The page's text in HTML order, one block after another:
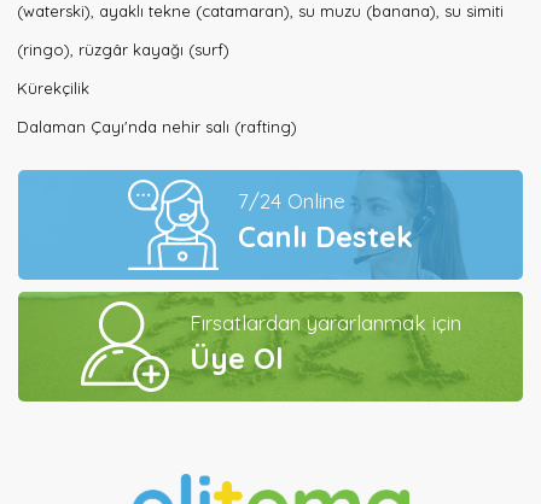
(waterski), ayaklı tekne (catamaran), su muzu (banana), su simiti
(ringo), rüzgâr kayağı (surf)
Kürekçilik
Dalaman Çayı'nda nehir salı (rafting)
7/24 Online
Canlı Destek
Fırsatlardan yararlanmak için
Üye Ol